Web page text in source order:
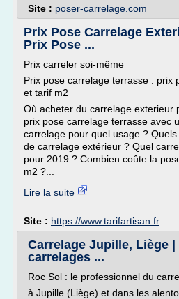
Site : poser-carrelage.com
Prix Pose Carrelage
Prix Pose ...
Prix carreler soi-même
Prix pose carrelage terrasse : prix
et tarif m2
Où acheter du carrelage exterieur
prix pose carrelage terrasse avec
carrelage pour quel usage ?
de carrelage extérieur ? Quel
pour 2019 ? Combien coûte la
m2 ?...
Lire la suite
Site : https://www.tarifartisan.fr
Carrelage Jupille, Liège
carrelages ...
Roc Sol : le professionnel du
à Jupille (Liège) et dans les